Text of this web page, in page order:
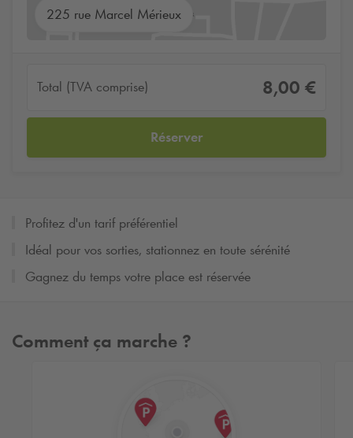
225 rue Marcel Mérieux
Total (TVA comprise) 8,00 €
Réserver
Profitez d'un tarif préférentiel
Idéal pour vos sorties, stationnez en toute sérénité
Gagnez du temps votre place est réservée
Comment ça marche ?